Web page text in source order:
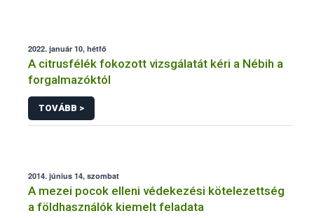
2022. január 10, hétfő
A citrusfélék fokozott vizsgálatát kéri a Nébih a
forgalmazóktól
TOVÁBB >
2014. június 14, szombat
A mezei pocok elleni védekezési kötelezettség
a földhasználók kiemelt feladata